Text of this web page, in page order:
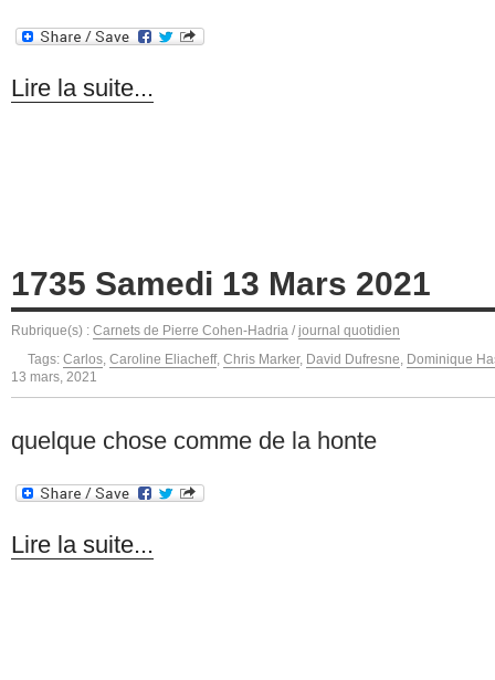
Lire la suite...
1735 Samedi 13 Mars 2021
Rubrique(s) : Carnets de Pierre Cohen-Hadria / journal quotidien
Tags: Carlos Caroline Eliacheff, Chris Marker, David Dufresne Dominique
13 mars, 2021
quelque chose comme de la honte
Lire la suite...